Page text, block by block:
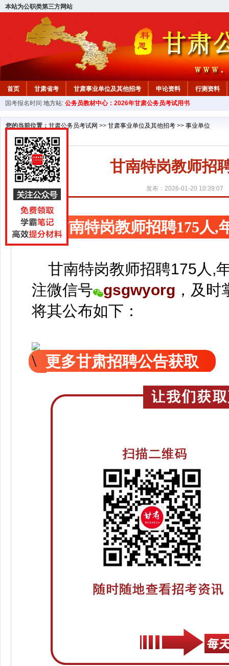
本站为公职类第三方网站
首页 甘肃省考 甘肃事业单位及其他招考 申论资料
行测资料
国考报名时间 地方站: 公务员教材中心：2026年甘肃公务员考试用书
您的当前位置： 甘肃公务员考试网 >> 甘肃事业单位及其他招考 >> 事业单位
甘南特岗教师招
发布：2026-01-20 10:39:07
甘南特岗教师招聘175人,
甘南特岗教师招聘175人,
注微信号 gsgwyorg ， 及时
将其公布如下：
更多甘肃招聘公告获取